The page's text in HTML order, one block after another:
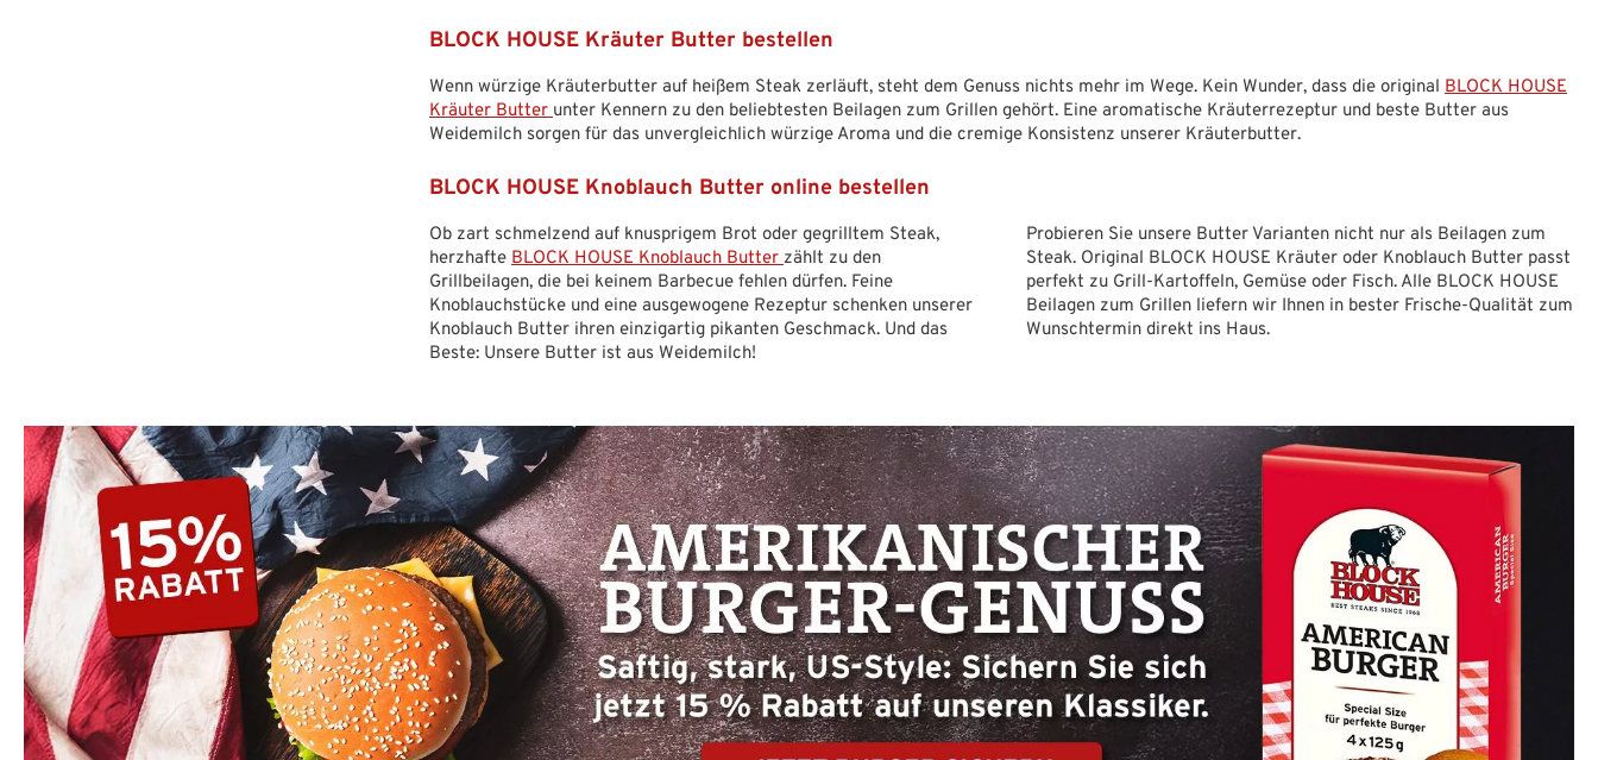
BLOCK HOUSE Kräuter Butter bestellen
Wenn würzige Kräuterbutter auf heißem Steak zerläuft, steht dem Genuss nichts mehr im Wege. Kein Wunder, dass die original BLOCK HOUSE
Kräuter Butterunter Kennern zu den beliebtesten Beilagen zum Grillen gehört. Eine aromatische Kräuterrezeptur und beste Butter aus
Weidemilch sorgen für das unvergleichlich würzige Aroma und die cremige Konsistenz unserer Kräuterbutter.
BLOCK HOUSE Knoblauch Butter online bestellen
Ob zart schmelzend auf knusprigem Brot oder gegrilltem Steak,
herzhafte BLOCK HOUSE Knoblauch Butterzählt zu den
Grillbeilagen, die bei keinem Barbecue fehlen dürfen. Feine
Knoblauchstücke und eine ausgewogene Rezeptur schenken unserer
Knoblauch Butter ihren einzigartig pikanten Geschmack. Und das
Beste: Unsere Butter ist aus Weidemilch!
Probieren Sie unsere Butter Varianten nicht nur als Beilagen zum
Steak. Original BLOCK HOUSE Kräuter oder Knoblauch Butter passt
perfekt zu Grill-Kartoffeln, Gemüse oder Fisch. Alle BLOCK HOUSE
Beilagen zum Grillen liefern wir Ihnen in bester Frische-Qualität zum
Wunschtermin direkt ins Haus.